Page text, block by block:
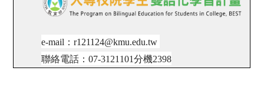
e-mail：r121124@kmu.edu.tw
聯絡電話：07-3121101分機2398